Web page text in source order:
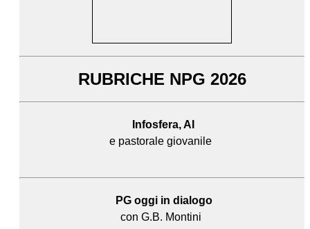
RUBRICHE NPG 2026
Infosfera, AI
e pastorale giovanile
PG oggi in dialogo
con G.B. Montini